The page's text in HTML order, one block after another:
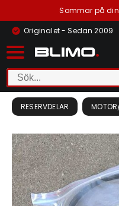
Sommar på
Originalet - Sedan 2009
RESERVDELAR